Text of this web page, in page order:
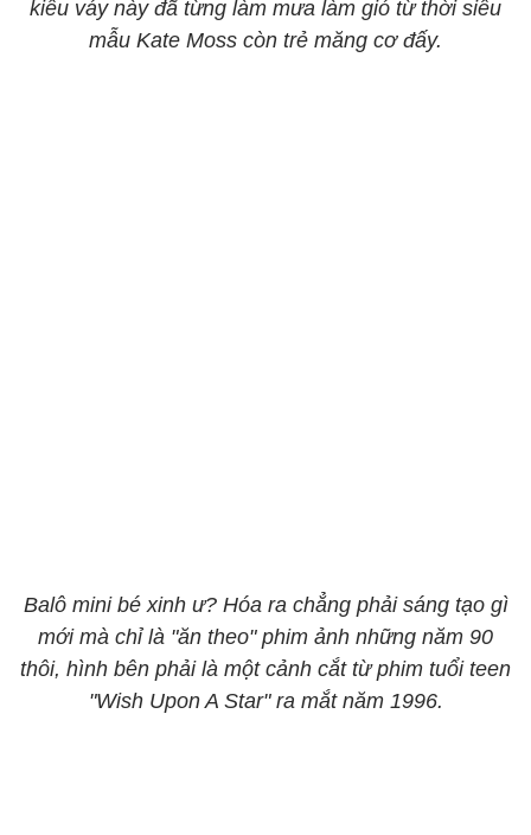
kiểu váy này đã từng làm mưa làm gió từ thời siêu
mẫu Kate Moss còn trẻ măng cơ đấy.
Balô mini bé xinh ư? Hóa ra chẳng phải sáng tạo gì
mới mà chỉ là "ăn theo" phim ảnh những năm 90
thôi, hình bên phải là một cảnh cắt từ phim tuổi teen
"Wish Upon A Star" ra mắt năm 1996.